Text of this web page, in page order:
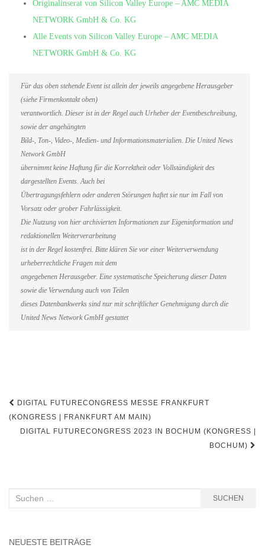
Originalinserat von Silicon Valley Europe – AMC MEDIA
NETWORK GmbH & Co. KG
Alle Events von Silicon Valley Europe – AMC MEDIA
NETWORK GmbH & Co. KG
Für das oben stehende Event ist allein der jeweils angegebene Herausgeber
(siehe Firmenkontakt oben)
verantwortlich. Dieser ist in der Regel auch Urheber der Eventbeschreibung,
sowie der angehängten
Bild-, Ton-, Video-, Medien- und Informationsmaterialien. Die United News
Network GmbH
übernimmt keine Haftung für die Korrektheit oder Vollständigkeit des
dargestellten Events. Auch bei
Übertragungsfehlern oder anderen Störungen haftet sie nur im Fall von
Vorsatz oder grober Fahrlässigkeit.
Die Nutzung von hier archivierten Informationen zur Eigeninformation und
redaktionellen Weiterverarbeitung
ist in der Regel kostenfrei. Bitte klären Sie vor einer Weiterverwendung
urheberrechtliche Fragen mit dem
angegebenen Herausgeber. Eine systematische Speicherung dieser Daten
sowie die Verwendung auch von Teilen
dieses Datenbankwerks sind nur mit schriftlicher Genehmigung durch die
United News Network GmbH gestattet
Beitragsnavigation
DIGITAL FUTURECONGRESS MESSE FRANKFURT
(KONGRESS | FRANKFURT AM MAIN)
DIGITAL FUTURECONGRESS 2023 IN BOCHUM (KONGRESS |
BOCHUM)
Suchen
SUCHEN
NEUESTE BEITRÄGE